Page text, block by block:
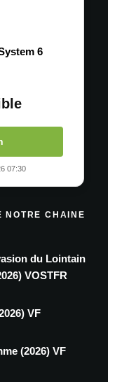
6
07:30
NOTRE CHAINE
du Lointain
VOSTFR
VF
(2026) VF